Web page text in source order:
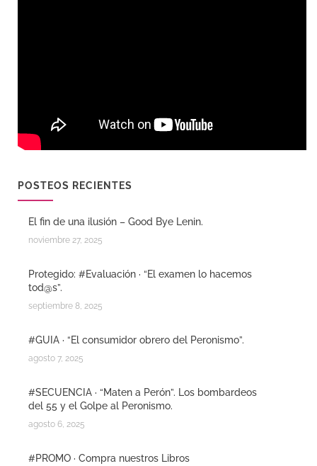
POSTEOS RECIENTES
El fin de una ilusión – Good Bye Lenin.
noviembre 27, 2025
Protegido: #Evaluación · “El examen lo hacemos
tod@s”.
septiembre 8, 2025
#GUIA · “El consumidor obrero del Peronismo”.
agosto 7, 2025
#SECUENCIA · “Maten a Perón”. Los bombardeos
del 55 y el Golpe al Peronismo.
agosto 6, 2025
#PROMO · Compra nuestros Libros